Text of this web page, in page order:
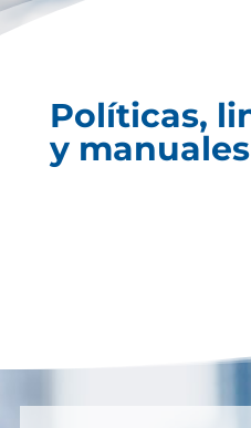
Políticas,
y manuales